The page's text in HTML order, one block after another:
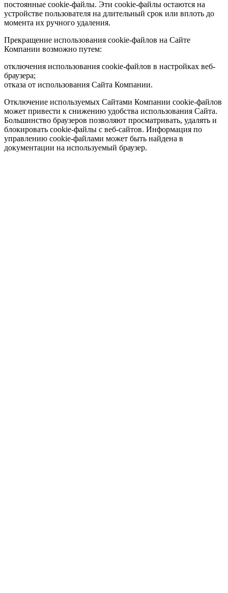
постоянные cookie-файлы. Эти cookie-файлы остаются на
устройстве пользователя на длительный срок или вплоть до
момента их ручного удаления.
Прекращение использования cookie-файлов на Сайте
Компании возможно путем:
отключения использования cookie-файлов в настройках веб-
браузера;
отказа от использования Сайта Компании.
Отключение используемых Сайтами Компании cookie-файлов
может привести к снижению удобства использования Сайта.
Большинство браузеров позволяют просматривать, удалять и
блокировать cookie-файлы c веб-сайтов. Информация по
управлению cookie-файлами может быть найдена в
документации на используемый браузер.